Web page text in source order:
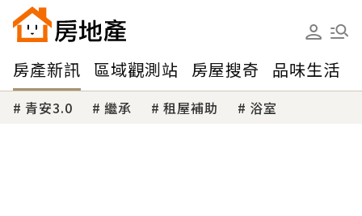
房產新訊 區域觀測站 房屋搜奇 品味生活
青安3.0 繼承 租屋補助 浴室